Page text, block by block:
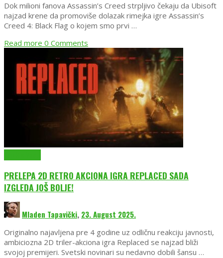
Dok milioni fanova Assassin’s Creed strpljivo čekaju da Ubisoft
najzad krene da promoviše dolazak rimejka igre Assassin’s
Creed 4: Black Flag o kojem smo prvi …
Read more 0 Comments
PRELEPA 2D RETRO AKCIONA IGRA REPLACED SADA
IZGLEDA JOŠ BOLJE!
Mladen Tapavički, 23. August 2025.
Originalno najavljena pre 4 godine uz odličnu reakciju javnosti,
ambiciozna 2D triler-akciona igra Replaced se najzad bliži
svojoj premijeri. Svetski novinari su nedavno dobili šansu …